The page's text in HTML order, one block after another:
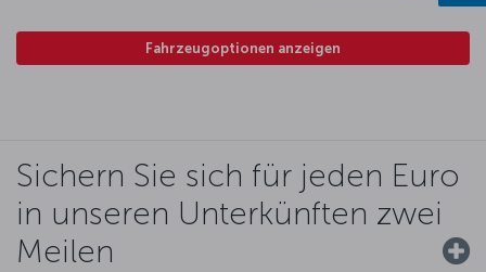
Fahrzeugoptionen anzeigen
Sichern Sie sich für jeden Euro
in unseren Unterkünften zwei
Meilen